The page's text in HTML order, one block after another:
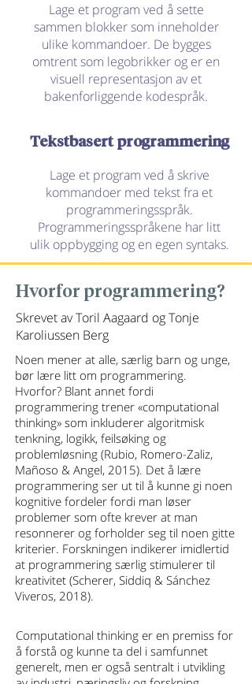
Her bygges tre blokker i en Minecraft-
verden:
Lage et program ved å sette
sammen blokker som inneholder
ulike kommandoer. De bygges
omtrent som legobrikker og er en
visuell representasjon av et
bakenforliggende kodespråk.
Tekstbasert programmering
Lage et program ved å skrive
kommandoer med tekst fra et
programmeringsspråk.
Programmeringsspråkene har litt
ulik oppbygging og en egen syntaks.
Hvorfor programmering?
Skrevet av Toril Aagaard og Tonje
Karoliussen Berg
Noen mener at alle, særlig barn og unge,
bør lære litt om programmering.
Hvorfor? Blant annet fordi
programmering trener «computational
thinking» som inkluderer algoritmisk
tenkning, logikk, feilsøking og
problemløsning (Rubio, Romero-Zaliz,
Mañoso & Angel, 2015). Det å lære
programmering ser ut til å kunne gi noen
kognitive fordeler fordi man løser
problemer som ofte krever at man
resonnerer og forholder seg til noen gitte
kriterier. Forskningen indikerer imidlertid
at programmering særlig stimulerer til
kreativitet (Scherer, Siddiq & Sánchez
Viveros, 2018).
Computational thinking er en premiss for
å forstå og kunne ta del i samfunnet
generelt, men er også sentralt i utvikling